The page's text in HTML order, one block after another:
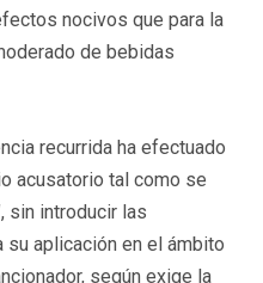
nocivos que para la
de bebidas
recurrida ha efectuado
acusatorio tal como se
sin introducir las
aplicación en el ámbito
según exige la